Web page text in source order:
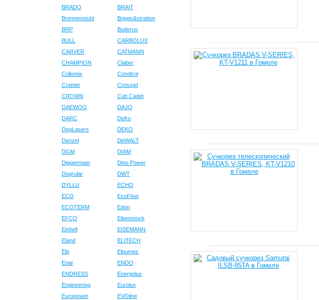
BRADO
BRAIT
Brennenstuhl
Briggs&stratton
BRP
Buderus
BULL
CARBOLUX
CARVER
CATMANN
CHAMPION
Claber
Collomix
Condtrol
Cramer
Crossjet
CROWN
Cub Cadet
DAEWOO
DAJO
DARC
Defro
DegLasers
DEKO
Denzel
DeWALT
DGM
DIAM
Diggermaer
Dino Power
Dogrular
DWT
DYLLU
ECHO
ECO
EcoFlow
ECOTERM
Edon
EFCO
Eibenstock
Einhell
EISEMANN
Eland
ELITECH
Elp
Elpumps
Enar
ENDO
ENDRESS
Energolux
Engineering
Eurolux
Europower
EVOline